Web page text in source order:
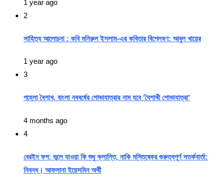
1 year ago
2
সাহিত্য আলোচনা : কবি মনিরুল ইসলাম-এর কবিতার বিশ্লেষণ: আবুল খায়ের
1 year ago
3
পহেলা বৈশাখ, বাংলা নববর্ষের শোভাযাত্রার নাম হবে ‘বৈশাখী শোভাযাত্রা’
4 months ago
4
ব্রেইন ফগ: ভুলে যাওয়া কি শুধু ক্লান্তি, নাকি মস্তিষ্কের গুরুত্বপূর্ণ সতর্কবার্তা:
নিবন্ধ। আফসানা ইয়েসমিন অর্থী